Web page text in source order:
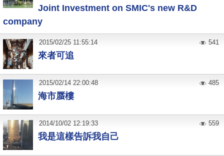
Joint Investment on SMIC's new R&D
company
來者可追
2015/02/25 11:55:14 541
海市蜃樓
2015/02/14 22:00:48 485
我是這樣告訴我自己
2014/10/02 12:19:33 559